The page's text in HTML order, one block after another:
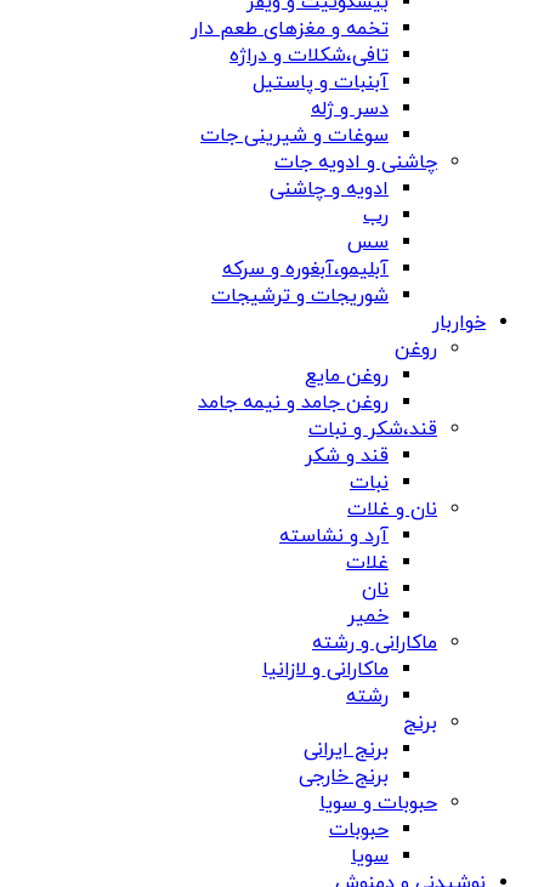
تخمه و مغزهای طعم دار
تافی،شکلات و دراژه
آبنبات و پاستیل
دسر و ژله
سوغات و شیرینی جات
چاشنی و ادویه جات
ادویه و چاشنی
رب
سس
آبلیمو،آبغوره و سرکه
شوریجات و ترشیجات
خواربار
روغن
روغن مایع
روغن جامد و نیمه جامد
قند،شکر و نبات
قند و شکر
نبات
نان و غلات
آرد و نشاسته
غلات
نان
خمیر
ماکارانی و رشته
ماکارانی و لازانیا
رشته
برنج
برنج ایرانی
برنج خارجی
حبوبات و سویا
حبوبات
سویا